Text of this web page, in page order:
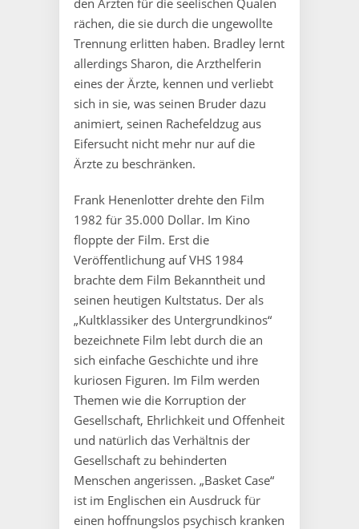
rächen, die sie durch die ungewollte
Trennung erlitten haben. Bradley lernt
allerdings Sharon, die Arzthelferin
eines der Ärzte, kennen und verliebt
sich in sie, was seinen Bruder dazu
animiert, seinen Rachefeldzug aus
Eifersucht nicht mehr nur auf die
Ärzte zu beschränken.
Frank Henenlotter drehte den Film
1982 für 35.000 Dollar. Im Kino
floppte der Film. Erst die
Veröffentlichung auf VHS 1984
brachte dem Film Bekanntheit und
seinen heutigen Kultstatus. Der als
„Kultklassiker des Untergrundkinos“
bezeichnete Film lebt durch die an
sich einfache Geschichte und ihre
kuriosen Figuren. Im Film werden
Themen wie die Korruption der
Gesellschaft, Ehrlichkeit und Offenheit
und natürlich das Verhältnis der
Gesellschaft zu behinderten
Menschen angerissen. „Basket Case“
ist im Englischen ein Ausdruck für
einen hoffnungslos psychisch kranken